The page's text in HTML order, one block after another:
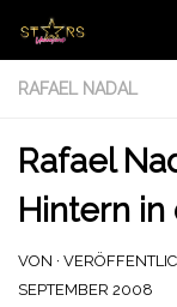
Zum Inhalt
RAFAEL NADAL
Rafael
Hintern in
VON ·
SEPTEMBER 2008